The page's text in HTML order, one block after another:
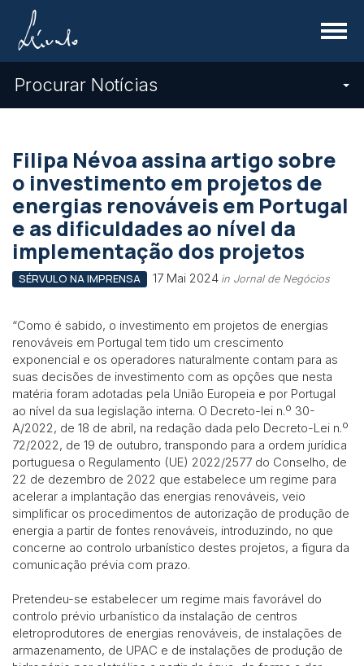
Menu
Procurar Notícias
Filipa Névoa assina artigo sobre
o investimento em projetos de
energias renováveis em Portugal
e as dificuldades ao nível da
implementação dos projetos
SÉRVULO NA IMPRENSA 17 Mai 2024 in Jornal de Negócios
“Como é sabido, o investimento em projetos de energias
renováveis em Portugal tem tido um crescimento
exponencial e os operadores naturalmente contam para as
suas decisões de investimento com as opções que nesta
matéria foram adotadas pela União Europeia e por Portugal
ao nível da sua legislação interna. O Decreto-lei n.º 30-
A/2022, de 18 de abril, na redação dada pelo Decreto-Lei n.º
72/2022, de 19 de outubro, transpondo para a ordem jurídica
portuguesa o Regulamento (UE) 2022/2577 do Conselho, de
22 de dezembro de 2022 que estabelece um regime para
acelerar a implantação das energias renováveis, veio
simplificar os procedimentos de autorização de produção de
energia a partir de fontes renováveis, introduzindo, no que
concerne ao controlo urbanístico destes projetos, a figura da
comunicação prévia com prazo.
Pretendeu-se estabelecer um regime mais favorável do
controlo prévio urbanístico da instalação de centros
eletroprodutores de energias renováveis, de instalações de
armazenamento, de UPAC e de instalações de produção de